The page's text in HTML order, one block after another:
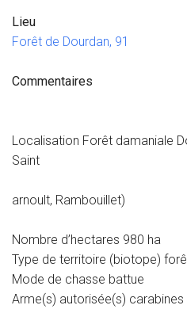
Lieu
Forêt de Dourdan, 91
Commentaires
Localisation Forêt damaniale
Saint
arnoult, Rambouillet)
Nombre d’hectares 980 ha
Type de territoire (biotope)
Mode de chasse battue
Arme(s) autorisée(s) carabines